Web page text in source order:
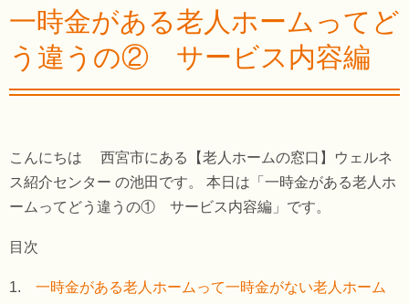
一時金がある老人ホームってど
う違うの② サービス内容編
こんにちは 西宮市にある【老人ホームの窓口】ウェルネ
ス紹介センター の池田です。 本日は「一時金がある老人ホ
ームってどう違うの① サービス内容編」です。
目次
1. 一時金がある老人ホームって一時金がない老人ホーム